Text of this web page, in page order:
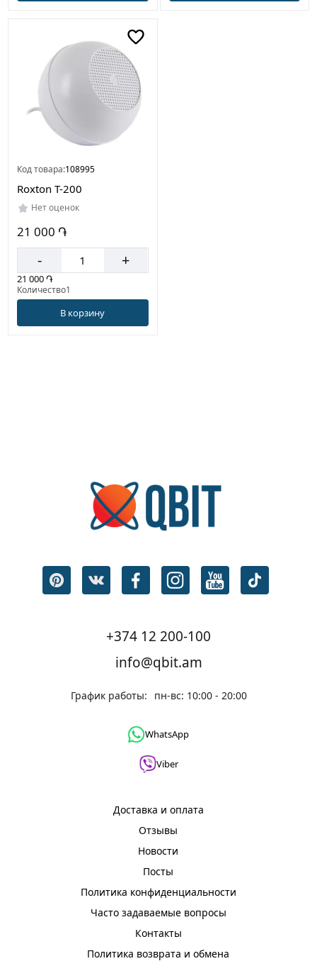
Код товара:108995
Roxton T-200
Нет оценок
21 000 ֏
- +
21 000 ֏
Количество1
В корзину
+374 12 200-100
info@qbit.am
График работы: пн-вс: 10:00 - 20:00
WhatsApp
Viber
Доставка и оплата
Отзывы
Новости
Посты
Политика конфиденциальности
Часто задаваемые вопросы
Контакты
Политика возврата и обмена